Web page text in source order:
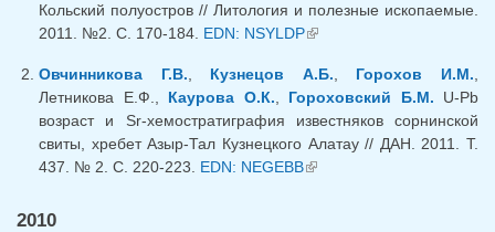
Кольский полуостров // Литология и полезные ископаемые.
2011. №2. С. 170-184. EDN: NSYLDP(внешняя ссылка)
Овчинникова Г.В. Кузнецов А.Б. Горохов И.М.
Летникова Е.Ф., Каурова О.К. Гороховский Б.М. U-Pb
возраст и Sr-хемостратиграфия известняков сорнинской
свиты, хребет Азыр-Тал Кузнецкого Алатау // ДАН. 2011. Т.
437. № 2. С. 220-223. EDN: NEGEBB(внешняя ссылка)
2010